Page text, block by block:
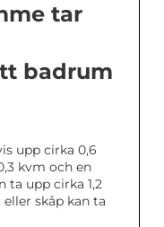
tar
badrum
upp cirka 0,6
kvm och en
ta upp cirka 1,2
skåp kan ta